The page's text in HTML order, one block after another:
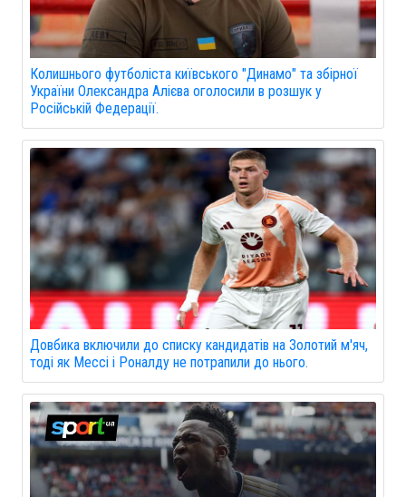
Колишнього футболіста київського "Динамо" та збірної
України Олександра Алієва оголосили в розшук у
Російській Федерації.
Довбика включили до списку кандидатів на Золотий м'яч,
тоді як Мессі і Роналду не потрапили до нього.